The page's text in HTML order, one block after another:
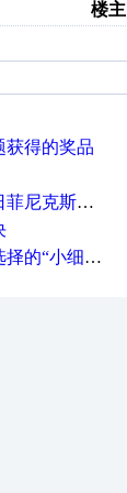
楼主
获得的奖品
线研讨会即得
学问”奖励公告